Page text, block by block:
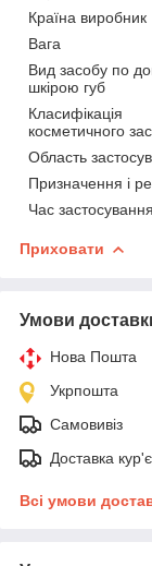
Країна виробник
Вага
Вид засобу по
шкірою губ
Класифікація
косметичного
Область
Призначення і
Час застосування
Приховати
Умови
Нова Пошта
Укрпошта
Самовивіз
Доставка
Всі умови